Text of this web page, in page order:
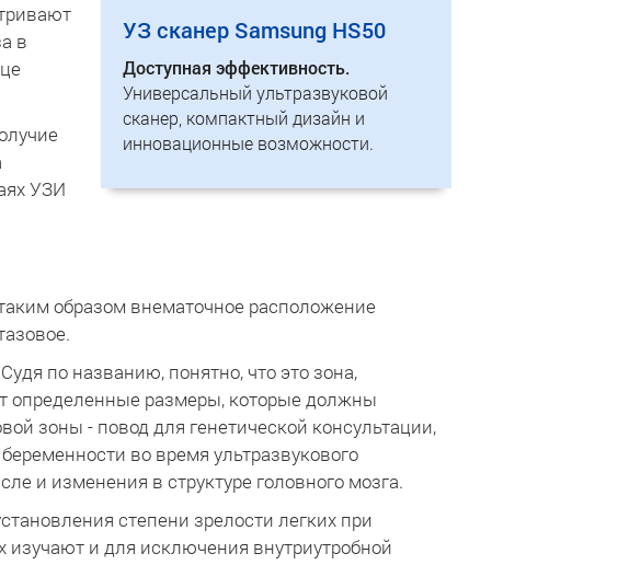
УЗ сканер Samsung HS50
Доступная эффективность.
Универсальный ультразвуковой
сканер, компактный дизайн и
инновационные возможности.
в
УЗИ
образом внематочное расположение
по названию, понятно, что это зона,
определенные размеры, которые должны
зоны - повод для генетической консультации,
беременности во время ультразвукового
и изменения в структуре головного мозга.
степени зрелости легких при
изучают и для исключения внутриутробной